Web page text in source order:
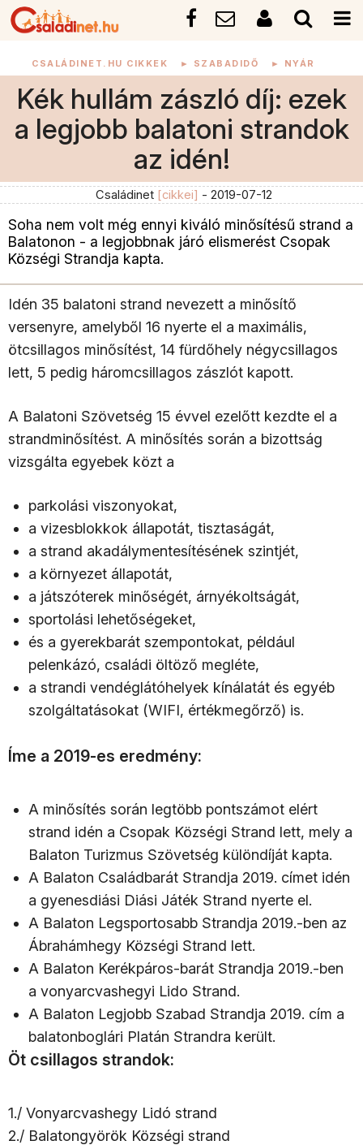
CSALÁDINET.HU CIKKEK ► SZABADIDŐ ► NYÁR
Kék hullám zászló díj: ezek
a legjobb balatoni strandok
az idén!
Családinet [cikkei] - 2019-07-12
Soha nem volt még ennyi kiváló minősítésű strand a
Balatonon - a legjobbnak járó elismerést Csopak
Községi Strandja kapta.
Idén 35 balatoni strand nevezett a minősítő
versenyre, amelyből 16 nyerte el a maximális,
ötcsillagos minősítést, 14 fürdőhely négycsillagos
lett, 5 pedig háromcsillagos zászlót kapott.
A Balatoni Szövetség 15 évvel ezelőtt kezdte el a
strandminősítést. A minősítés során a bizottság
vizsgálta egyebek közt a
parkolási viszonyokat,
a vizesblokkok állapotát, tisztaságát,
a strand akadálymentesítésének szintjét,
a környezet állapotát,
a játszóterek minőségét, árnyékoltságát,
sportolási lehetőségeket,
és a gyerekbarát szempontokat, például
pelenkázó, családi öltöző megléte,
a strandi vendéglátóhelyek kínálatát és egyéb
szolgáltatásokat (WIFI, értékmegőrző) is.
Íme a 2019-es eredmény:
A minősítés során legtöbb pontszámot elért
strand idén a Csopak Községi Strand lett, mely a
Balaton Turizmus Szövetség különdíját kapta.
A Balaton Családbarát Strandja 2019. címet idén
a gyenesdiási Diási Játék Strand nyerte el.
A Balaton Legsportosabb Strandja 2019.-ben az
Ábrahámhegy Községi Strand lett.
A Balaton Kerékpáros-barát Strandja 2019.-ben
a vonyarcvashegyi Lido Strand.
A Balaton Legjobb Szabad Strandja 2019. cím a
balatonboglári Platán Strandra került.
Öt csillagos strandok:
1./ Vonyarcvashegy Lidó strand
2./ Balatongyörök Községi strand